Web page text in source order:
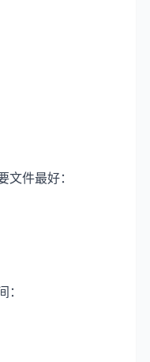
件最好：